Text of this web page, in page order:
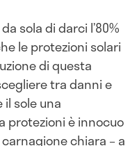
sola di darci l’80%
le protezioni solari
di questa
tra danni e
sole una
protezioni è innocuo
chiara – a